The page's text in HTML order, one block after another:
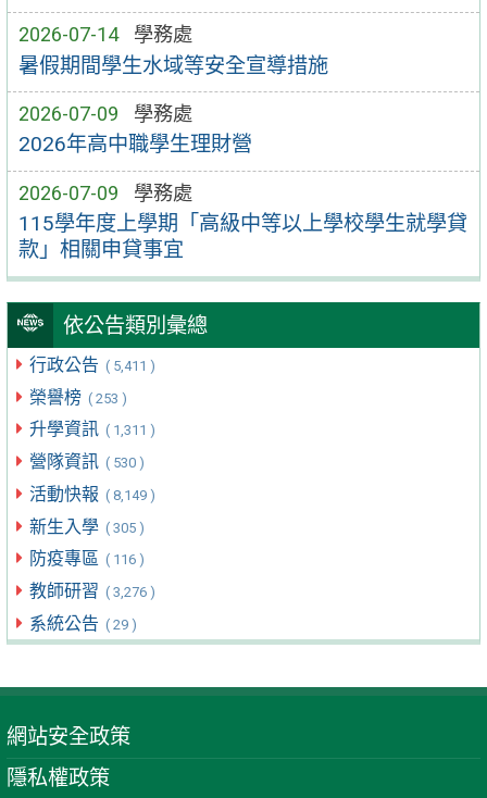
2026-07-14 學務處
暑假期間學生水域等安全宣導措施
2026-07-09 學務處
2026年高中職學生理財營
2026-07-09 學務處
115學年度上學期「高級中等以上學校學生就學貸
款」相關申貸事宜
依公告類別彙總
行政公告 ( 5,411 )
榮譽榜 ( 253 )
升學資訊 ( 1,311 )
營隊資訊 ( 530 )
活動快報 ( 8,149 )
新生入學 ( 305 )
防疫專區 ( 116 )
教師研習 ( 3,276 )
系統公告 ( 29 )
網站安全政策
隱私權政策